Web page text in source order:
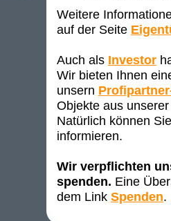
Weitere
auf der Seite
Auch als Investor
Wir bieten Ihnen
unsern
Objekte aus
Natürlich können
informieren.
Wir verpflichten
spenden. Eine
dem Link Spenden.